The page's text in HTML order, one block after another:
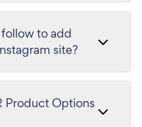
to add
site?
Product Options